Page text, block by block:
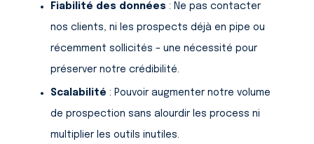
Fiabilité des données : Ne pas contacter
nos clients, ni les prospects déjà en pipe ou
récemment sollicités – une nécessité pour
préserver notre crédibilité.
Scalabilité : Pouvoir augmenter notre volume
de prospection sans alourdir les process ni
multiplier les outils inutiles.